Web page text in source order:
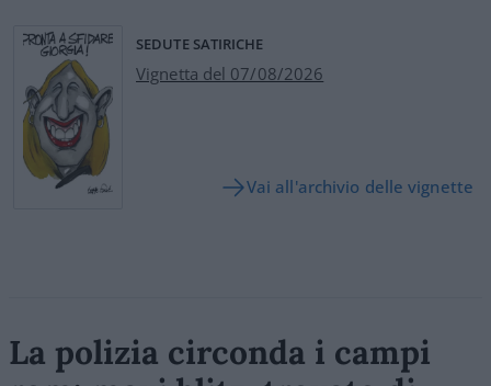
SEDUTE SATIRICHE
Vignetta del 07/08/2026
Vai all'archivio delle vignette
La polizia circonda i campi